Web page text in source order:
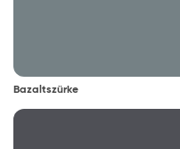
Bazaltszürke